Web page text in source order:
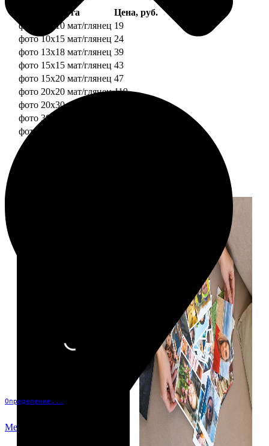
Определение...
Меню
Услуга
Цена, руб.
фото 10х10 мат/глянец 19
фото 10х15 мат/глянец 24
фото 13х18 мат/глянец 39
фото 15х15 мат/глянец 43
фото 15х20 мат/глянец 47
фото 20х20 мат/глянец 119
фото 20х30 мат/глянец
фото 30х30 мат/глянец
фото 30х40 мат/глянец